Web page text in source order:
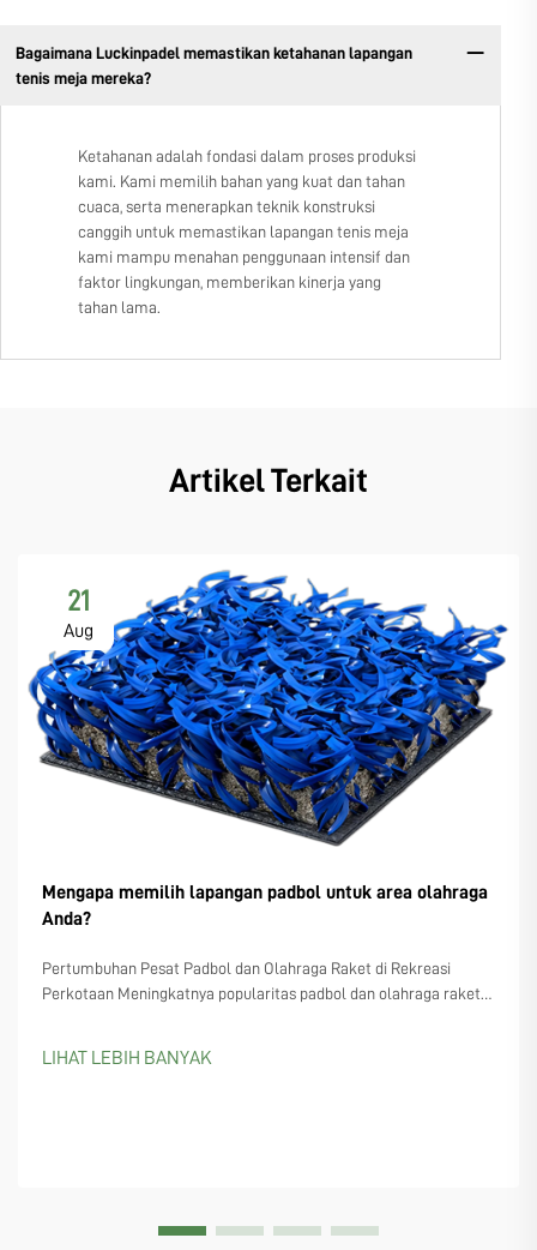
Bagaimana Luckinpadel memastikan ketahanan lapangan
tenis meja mereka?
Ketahanan adalah fondasi dalam proses produksi
kami. Kami memilih bahan yang kuat dan tahan
cuaca, serta menerapkan teknik konstruksi
canggih untuk memastikan lapangan tenis meja
kami mampu menahan penggunaan intensif dan
faktor lingkungan, memberikan kinerja yang
tahan lama.
Artikel Terkait
21
Aug
Mengapa memilih lapangan padbol untuk area olahraga
Anda?
Pertumbuhan Pesat Padbol dan Olahraga Raket di Rekreasi
Perkotaan Meningkatnya popularitas padbol dan olahraga raket
karena semakin banyak orang yang...
LIHAT LEBIH BANYAK